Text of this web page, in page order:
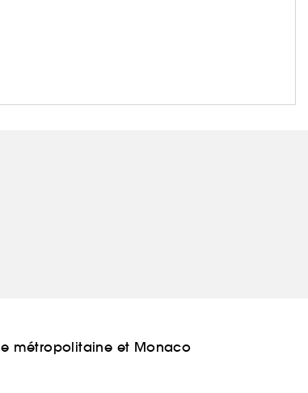
up favori ou que vous ayez simplement
métropolitaine et Monaco